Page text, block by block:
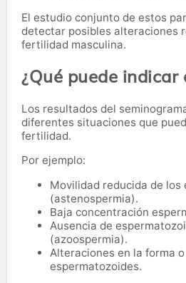
El estudio conjunto de estos
detectar posibles alteraciones
fertilidad masculina.
¿Qué puede indicar
Los resultados del
diferentes situaciones que
fertilidad.
Por ejemplo:
Movilidad reducida de los
(astenospermia).
Baja concentración
Ausencia de
(azoospermia).
Alteraciones en la forma
espermatozoides.